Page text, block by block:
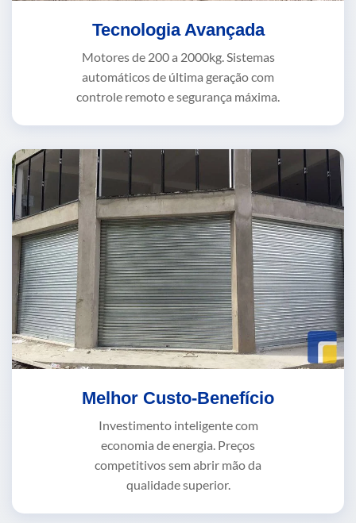
Tecnologia Avançada
Motores de 200 a 2000kg. Sistemas
automáticos de última geração com
controle remoto e segurança máxima.
Melhor Custo-Benefício
Investimento inteligente com
economia de energia. Preços
competitivos sem abrir mão da
qualidade superior.